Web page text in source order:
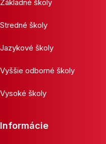
Základné školy
Stredné školy
Jazykové školy
Vyššie odborné školy
Vysoké školy
Informácie